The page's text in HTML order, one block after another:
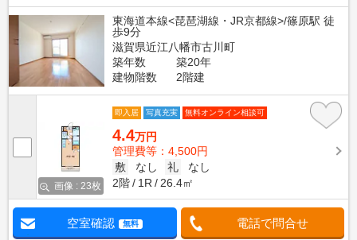
東海道本線<琵琶湖線・JR京都線>/篠原駅 徒
歩9分
滋賀県近江八幡市古川町
築年数
築20年
建物階数
2階建
画像 : 23枚
即入居 写真充実 無料オンライン相談可
4.4万円
管理費等：4,500円
敷
なし 礼
なし
2階
1R 26.4㎡
空室確認 無料 電話で問合せ